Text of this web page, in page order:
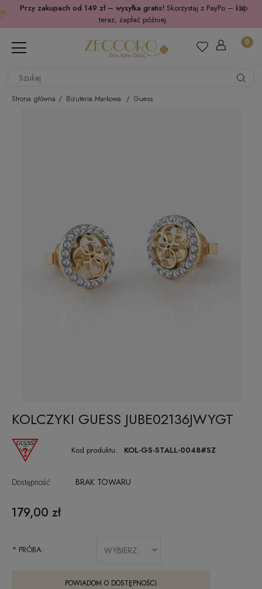
Przy zakupach od 149 zł – wysyłka gratis! Skorzystaj z PayPo – kup
teraz, zapłać później.
Strona główna Biżuteria Markowa Guess
KOLCZYKI GUESS JUBE02136JWYGT
Kod produktu: KOL-GS-STALL-0048#SZ
Dostępność: BRAK TOWARU
179,00 zł
* PRÓBA:
POWIADOM O DOSTĘPNOŚCI